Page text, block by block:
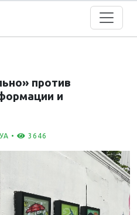
против
и
• 3646